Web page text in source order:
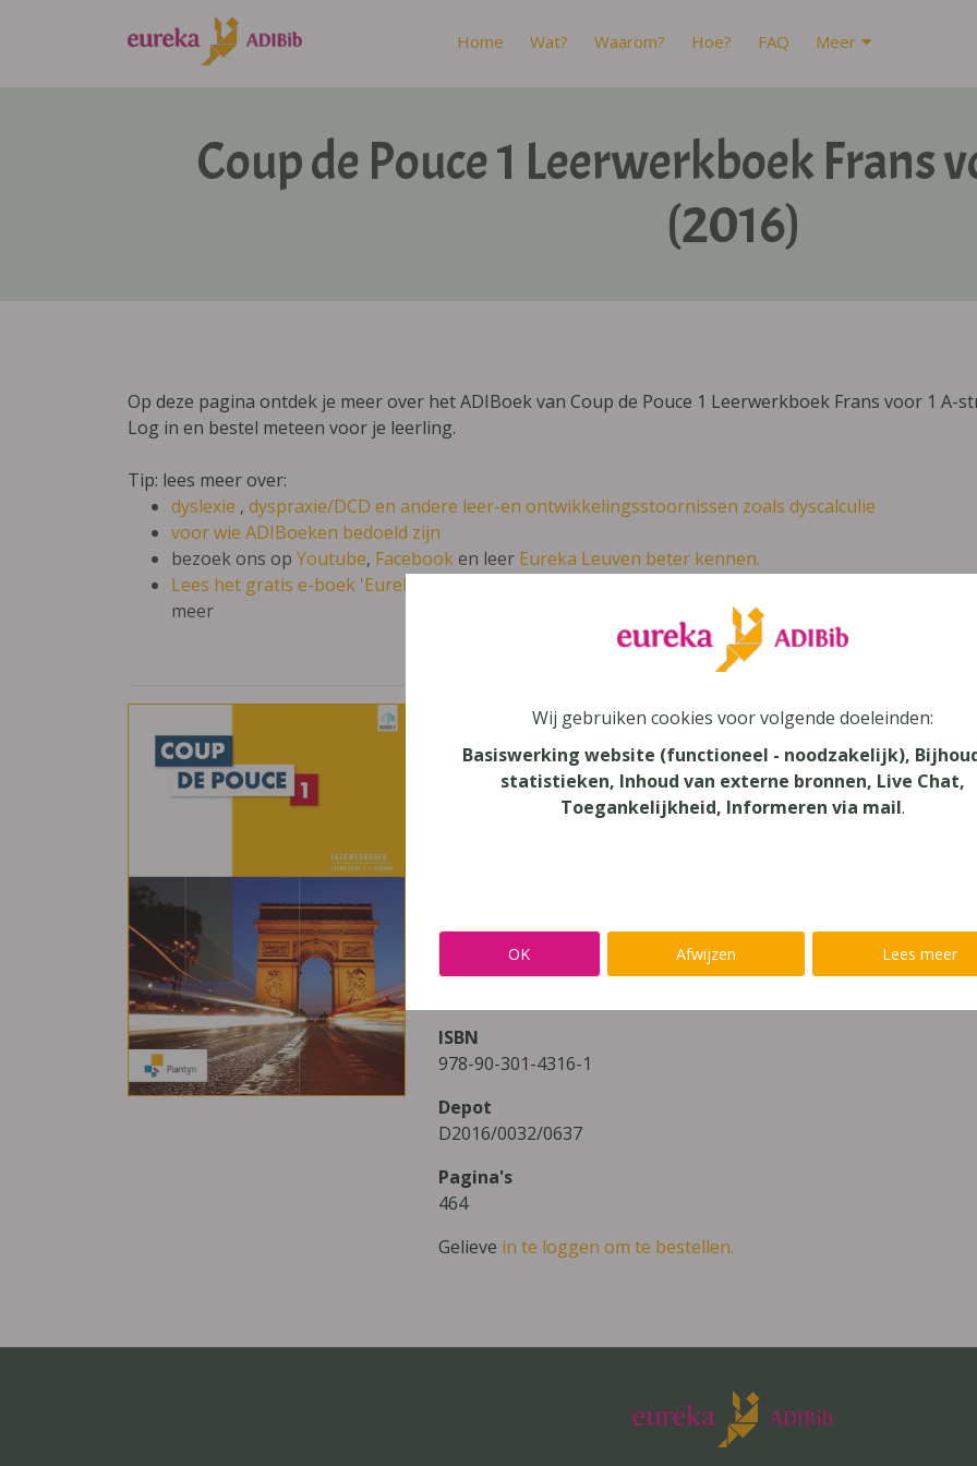
Home Wat? Waarom? Hoe? FAQ Meer
Coup de Pouce 1 Leerwerkboek Frans
(2016)
Op deze pagina ontdek je meer over het ADIBoek van Coup de Pouce 1 Leerwerkboek Frans voor 1 A-
Log in en bestel meteen voor je leerling.
Tip: lees meer over:
dyslexie , dyspraxie/DCD en andere leer-en ontwikkelingsstoornissen zoals dyscalculie
voor wie ADIBoeken bedoeld zijn
bezoek ons op Youtube, Facebooken leer Eureka Leuven beter kennen.
Lees het gratis e-boek 'Eureka: leren en leven in je talent'
en lees meer over thema's als redelijke
meer
Coup de Pouce 1 Leerwerkboek Frans voor
Vak
Uitgeverij
ISBN
978-90-301-4316-1
Depot
D2016/0032/0637
Pagina's
464
Gelieve in te loggen om te bestellen.
Wij gebruiken cookies voor volgende doeleinden:
Basiswerking website (functioneel - noodzakelijk),
statistieken, Inhoud van externe bronnen, Live Chat,
Toegankelijkheid, Informeren via mail.
OK Afwijzen Lees meer